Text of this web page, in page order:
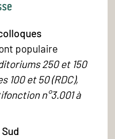
populaire
250 et 150
100 et 50 (RDC),
n°3.001 à